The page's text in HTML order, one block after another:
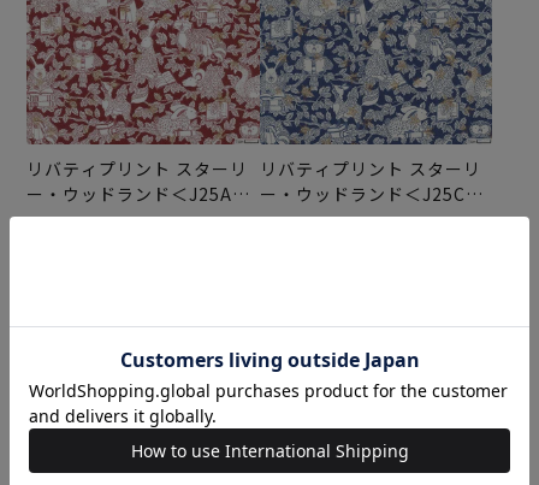
リバティプリント スターリ
ー・ウッドランド＜J25A＞
生地 （リバティ・ファブリ
リバティプリント スターリ
ー・ウッドランド＜J25C＞
生地 （リバティ・ファブリ